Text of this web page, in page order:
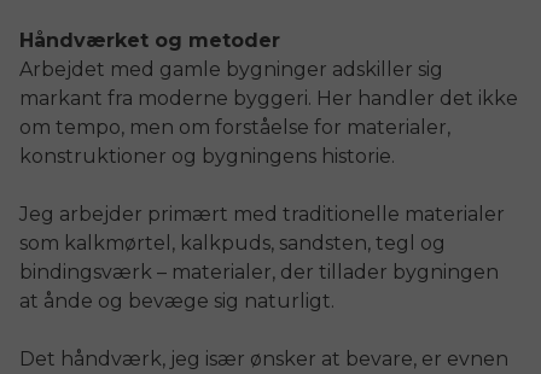
Håndværket og metoder
Arbejdet med gamle bygninger adskiller sig
markant fra moderne byggeri. Her handler det ikke
om tempo, men om forståelse for materialer,
konstruktioner og bygningens historie.
Jeg arbejder primært med traditionelle materialer
som kalkmørtel, kalkpuds, sandsten, tegl og
bindingsværk – materialer, der tillader bygningen
at ånde og bevæge sig naturligt.
Det håndværk, jeg især ønsker at bevare, er evnen